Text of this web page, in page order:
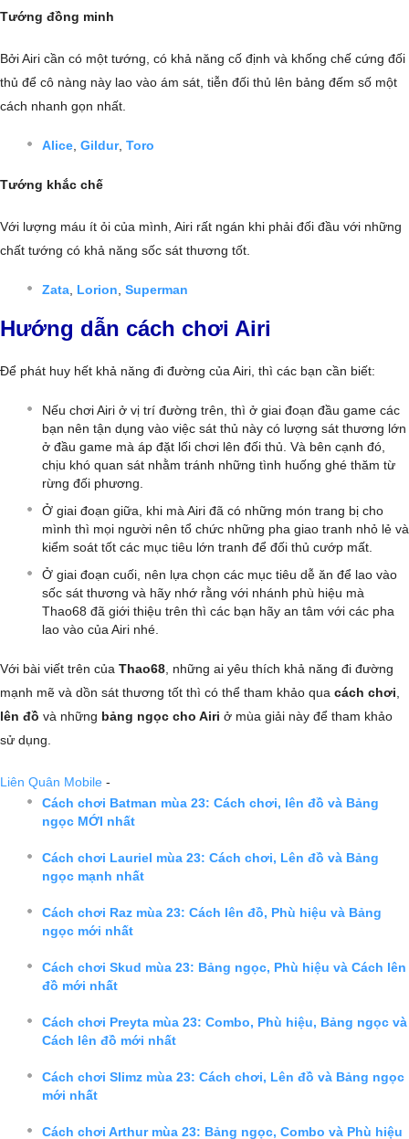
Tướng đồng minh
Bởi Airi cần có một tướng, có khả năng cố định và khống chế cứng đối
thủ để cô nàng này lao vào ám sát, tiễn đối thủ lên bảng đếm số một
cách nhanh gọn nhất.
Alice, Gildur, Toro
Tướng khắc chế
Với lượng máu ít ỏi của mình, Airi rất ngán khi phải đối đầu với những
chất tướng có khả năng sốc sát thương tốt.
Zata, Lorion, Superman
Hướng dẫn cách chơi Airi
Để phát huy hết khả năng đi đường của Airi, thì các bạn cần biết:
Nếu chơi Airi ở vị trí đường trên, thì ở giai đoạn đầu game các
bạn nên tận dụng vào việc sát thủ này có lượng sát thương lớn
ở đầu game mà áp đặt lối chơi lên đối thủ. Và bên cạnh đó,
chịu khó quan sát nhằm tránh những tình huống ghé thăm từ
rừng đối phương.
Ở giai đoạn giữa, khi mà Airi đã có những món trang bị cho
mình thì mọi người nên tổ chức những pha giao tranh nhỏ lẻ và
kiểm soát tốt các mục tiêu lớn tranh để đối thủ cướp mất.
Ở giai đoạn cuối, nên lựa chọn các mục tiêu dễ ăn để lao vào
sốc sát thương và hãy nhớ rằng với nhánh phù hiệu mà
Thao68 đã giới thiệu trên thì các bạn hãy an tâm với các pha
lao vào của Airi nhé.
Với bài viết trên của Thao68, những ai yêu thích khả năng đi đường
mạnh mẽ và dồn sát thương tốt thì có thể tham khảo qua cách chơi,
lên đồ và những bảng ngọc cho Airi ở mùa giải này để tham khảo
sử dụng.
Liên Quân Mobile -
Cách chơi Batman mùa 23: Cách chơi, lên đồ và Bảng
ngọc MỚI nhất
Cách chơi Lauriel mùa 23: Cách chơi, Lên đồ và Bảng
ngọc mạnh nhất
Cách chơi Raz mùa 23: Cách lên đồ, Phù hiệu và Bảng
ngọc mới nhất
Cách chơi Skud mùa 23: Bảng ngọc, Phù hiệu và Cách lên
đồ mới nhất
Cách chơi Preyta mùa 23: Combo, Phù hiệu, Bảng ngọc và
Cách lên đồ mới nhất
Cách chơi Slimz mùa 23: Cách chơi, Lên đồ và Bảng ngọc
mới nhất
Cách chơi Arthur mùa 23: Bảng ngọc, Combo và Phù hiệu